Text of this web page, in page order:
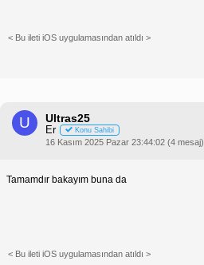
< Bu ileti iOS uygulamasından atıldı >
U Ultras25
Er Konu Sahibi
16 Kasım 2025 Pazar 23:44:02 (4 mesaj)
Tamamdır bakayım buna da
< Bu ileti iOS uygulamasından atıldı >